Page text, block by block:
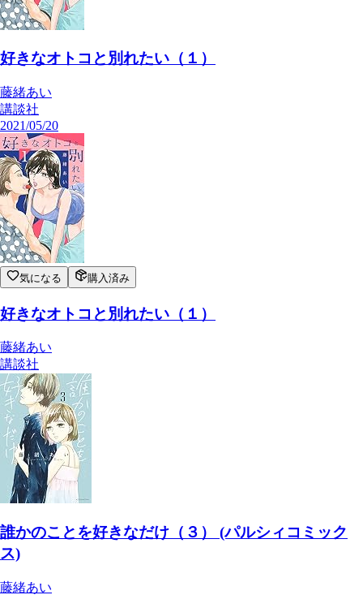
好きなオトコと別れたい（１）
藤緒あい
講談社
2021/05/20
気になる 購入済み
好きなオトコと別れたい（１）
藤緒あい
講談社
誰かのことを好きなだけ（３） (パルシィコミック
ス)
藤緒あい